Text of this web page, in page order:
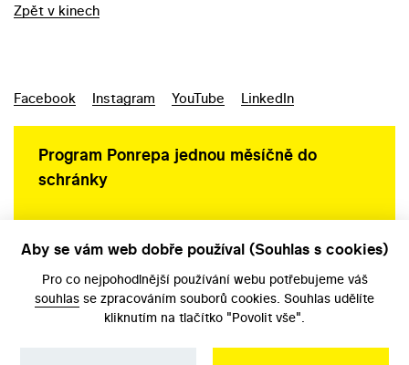
Zpět v kinech
Facebook Instagram YouTube LinkedIn
Program Ponrepa jednou měsíčně do
schránky
Aby se vám web dobře používal (Souhlas s cookies)
Pro co nejpohodlnější používání webu potřebujeme váš
souhlas se zpracováním souborů cookies. Souhlas udělíte
kliknutím na tlačítko "Povolit vše".